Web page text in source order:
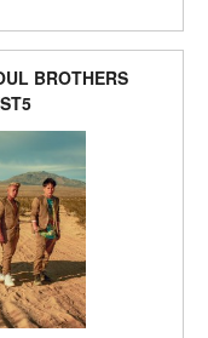
BROTHERS